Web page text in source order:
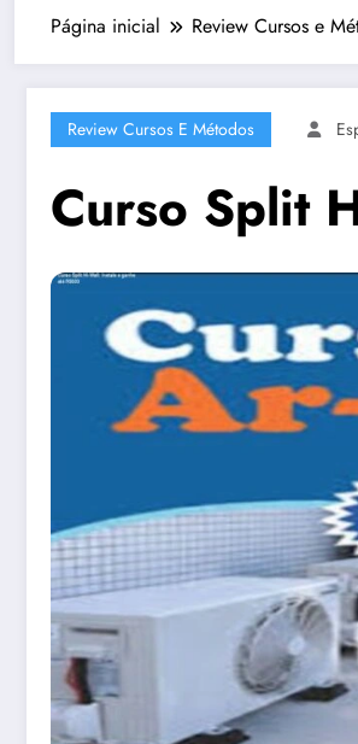
Página inicial Review Cursos e
Review Cursos E Métodos
Curso Split